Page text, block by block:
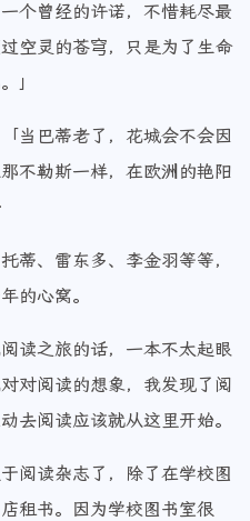
个曾经的许诺，不惜耗尽最
空灵的苍穹，只是为了生命
」
当巴蒂老了，花城会不会因
不勒斯一样，在欧洲的艳阳
蒂、雷东多、李金羽等等，
的心窝。
读之旅的话，一本不太起眼
对阅读的想象，我发现了阅
去阅读应该就从这里开始。
阅读杂志了，除了在学校图
租书。因为学校图书室很